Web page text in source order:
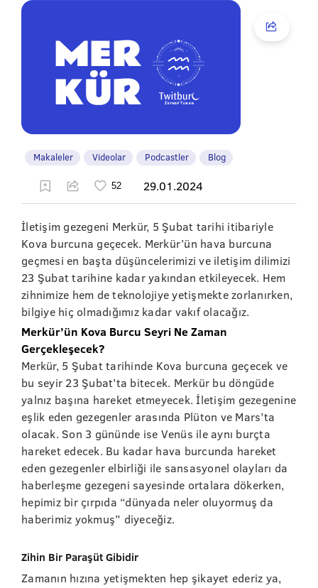
Makaleler Videolar Podcastler Blog
29.01.2024
İletişim gezegeni Merkür, 5 Şubat tarihi itibariyle
Kova burcuna geçecek. Merkür’ün hava burcuna
geçmesi en başta düşüncelerimizi ve iletişim dilimizi
23 Şubat tarihine kadar yakından etkileyecek. Hem
zihnimize hem de teknolojiye yetişmekte zorlanırken,
bilgiye hiç olmadığımız kadar vakıf olacağız.
Merkür’ün Kova Burcu Seyri Ne Zaman
Gerçekleşecek?
Merkür, 5 Şubat tarihinde Kova burcuna geçecek ve
bu seyir 23 Şubat’ta bitecek. Merkür bu döngüde
yalnız başına hareket etmeyecek. İletişim gezegenine
eşlik eden gezegenler arasında Plüton ve Mars’ta
olacak. Son 3 gününde ise Venüs ile aynı burçta
hareket edecek. Bu kadar hava burcunda hareket
eden gezegenler elbirliği ile sansasyonel olayları da
haberleşme gezegeni sayesinde ortalara dökerken,
hepimiz bir çırpıda “dünyada neler oluyormuş da
haberimiz yokmuş” diyeceğiz.
Zihin Bir Paraşüt Gibidir
Zamanın hızına yetişmekten hep şikayet ederiz ya,